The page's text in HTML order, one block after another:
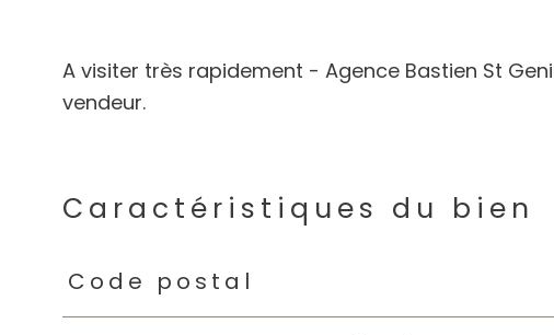
A visiter très rapidement - Agence Bastien St
vendeur.
Caractéristiques du bien
Caractéristiques Valeurs
Code postal